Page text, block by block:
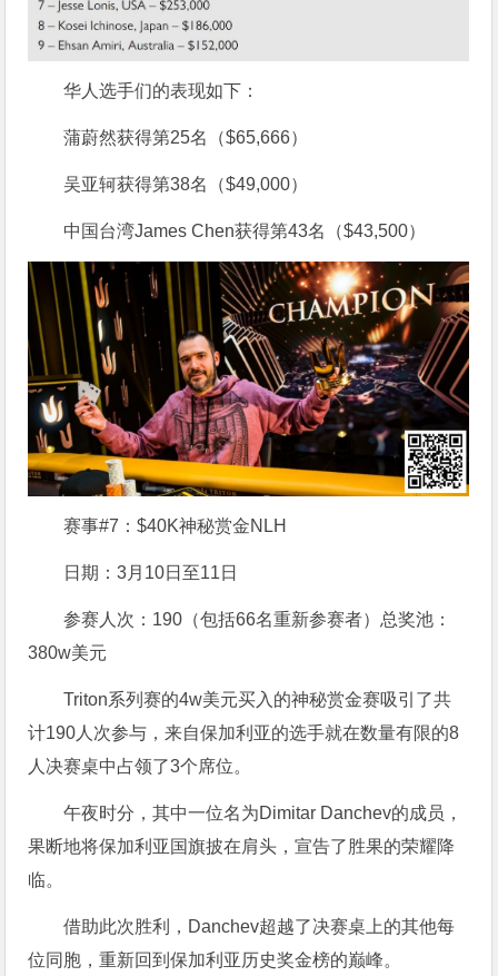
华人选手们的表现如下：
蒲蔚然获得第25名（$65,666）
吴亚轲获得第38名（$49,000）
中国台湾James Chen获得第43名（$43,500）
赛事#7：$40K神秘赏金NLH
日期：3月10日至11日
参赛人次：190（包括66名重新参赛者）总奖池：
380w美元
Triton系列赛的4w美元买入的神秘赏金赛吸引了共
计190人次参与，来自保加利亚的选手就在数量有限的8
人决赛桌中占领了3个席位。
午夜时分，其中一位名为Dimitar Danchev的成员，
果断地将保加利亚国旗披在肩头，宣告了胜果的荣耀降
临。
借助此次胜利，Danchev超越了决赛桌上的其他每
位同胞，重新回到保加利亚历史奖金榜的巅峰。